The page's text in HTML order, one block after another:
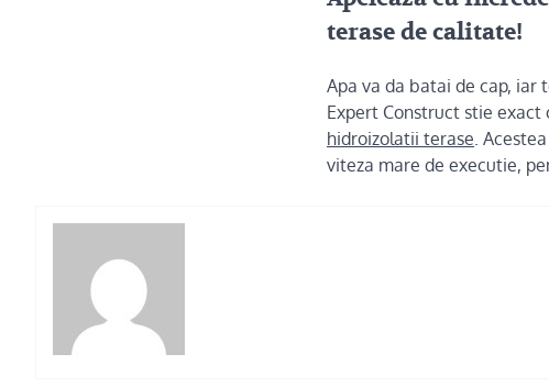
terase de calitate!
Apa va da batai de cap, iar
Expert Construct stie
hidroizolatii terase.
viteza mare de executie,